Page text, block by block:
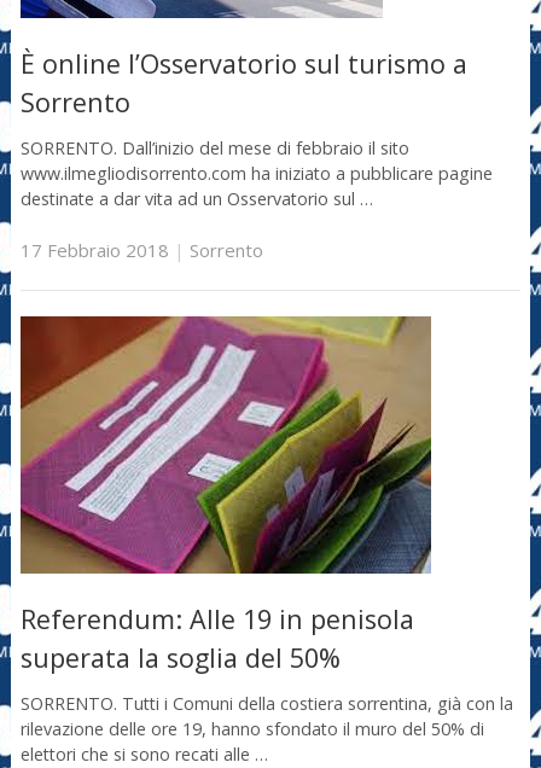
È online l’Osservatorio sul turismo a
Sorrento
SORRENTO. Dall’inizio del mese di febbraio il sito
www.ilmegliodisorrento.com ha iniziato a pubblicare pagine
destinate a dar vita ad un Osservatorio sul …
17 Febbraio 2018 | Sorrento
Referendum: Alle 19 in penisola
superata la soglia del 50%
SORRENTO. Tutti i Comuni della costiera sorrentina, già con la
rilevazione delle ore 19, hanno sfondato il muro del 50% di
elettori che si sono recati alle …